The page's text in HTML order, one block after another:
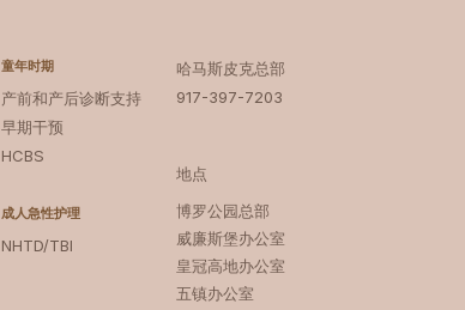
童年时期
产前和产后诊断支持
早期干预
HCBS
成人急性护理
NHTD/TBI
哈马斯皮克总部
917-397-7203
地点
博罗公园总部 ‍
威廉斯堡办公室
皇冠高地办公室
五镇办公室